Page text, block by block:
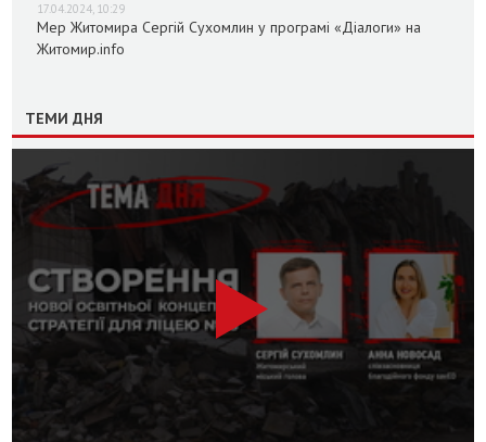
17.04.2024, 10:29
Мер Житомира Сергій Сухомлин у програмі «Діалоги» на
Житомир.info
ТЕМИ ДНЯ